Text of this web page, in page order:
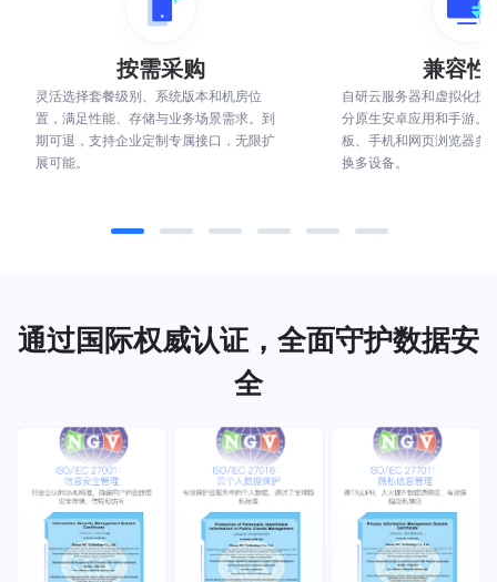
按需采购
灵活选择套餐级别、系统版本和机房位
置，满足性能、存储与业务场景需求。到
期可退，支持企业定制专属接口，无限扩
展可能。
兼容性
自研云服务器和虚拟化技
分原生安卓应用和手游。
板、手机和网页浏览器多
换多设备。
通过国际权威认证，全面守护数据安
全